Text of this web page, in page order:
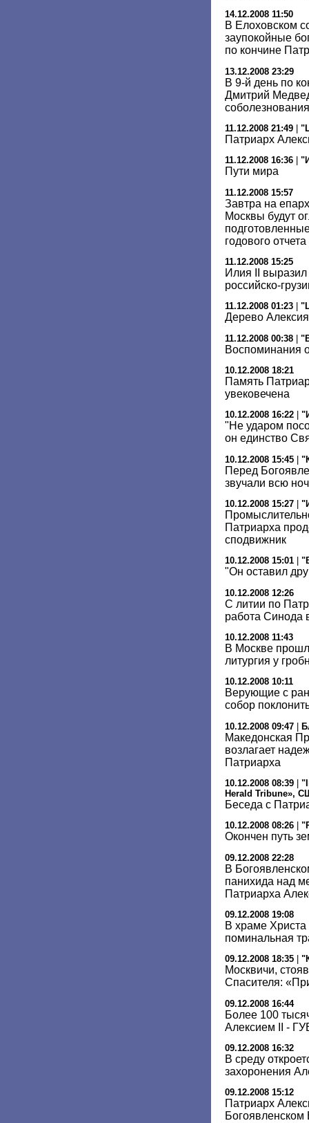
14.12.2008 11:50
В Елоховском
заупокойные
по кончине
13.12.2008 23:29
В 9-й день по
Дмитрий
соболезнования
11.12.2008 21:49
Патриарх
11.12.2008 16:36
Пути мира
11.12.2008 15:57
Завтра на
Москвы будут
годового отчета
11.12.2008 15:25
Илия II
российско-
11.12.2008 01:23
Дерево
11.12.2008 00:38 |
Воспоминания
10.12.2008 18:21
Память
увековечена
10.12.2008 16:22
"Не ударом
он единство
10.12.2008 15:45 |
Перед
звучали всю
10.12.2008 15:27
Патриарха
сподвижник
10.12.2008 15:01
"Он оставил
10.12.2008 12:26
С литии по
работа Синода
10.12.2008 11:43
В Москве
литургия у
10.12.2008 10:11
Верующие с
собор
10.12.2008 09:47 |
Македонская
возлагает
Патриарха
10.12.2008 08:39
Herald Tribune»,
Беседа с
10.12.2008 08:26
Окончен путь
09.12.2008 22:28
В
панихида над
Патриарха
09.12.2008 19:08
В храме Христа
поминальная
09.12.2008 18:35
Москвичи,
Спасителя:
09.12.2008 16:44
Более 100
Алексием II -
09.12.2008 16:32
В среду
захоронения
09.12.2008 15:12
Патриарх
Богоявленском